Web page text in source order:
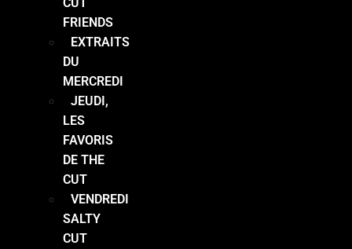
FRIENDS
EXTRAITS
DU
MERCREDI
JEUDI,
LES
FAVORIS
DE THE
CUT
VENDREDI
SALTY
CUT